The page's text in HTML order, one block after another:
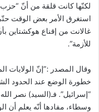
لكنّها كانت قلقة من أنّ
استغرق الأمر بعض الوقت
غالانت من إقناع هوكشتاين
للأزمة”.
وقال المصدر :”إنّ الولايات
خطورة الوضع عند الحدود
“إسرائيل”. فـ(السيد) نصر
وسطاء، مفادها أنّه يعلم أن